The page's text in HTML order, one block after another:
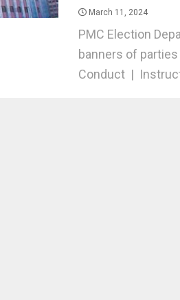
March 11, 2024
PMC Election
banners of
Conduct |